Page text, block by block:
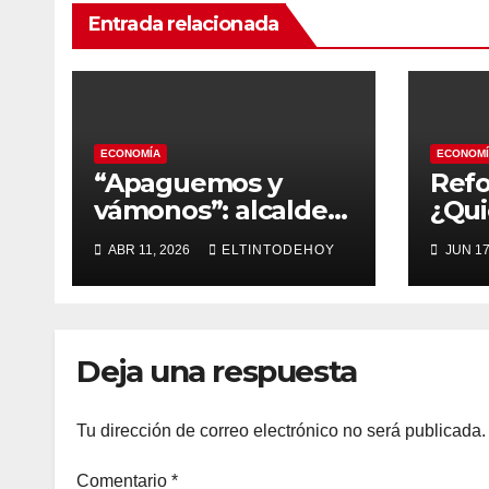
Entrada relacionada
ECONOMÍA
“Apaguemos y
vámonos”: alcalde
de Ipiales alerta
crisis histórica en
frontera con
ABR 11, 2026 ELTINTODEHOY
sus
JUN
Deja una respuesta
Tu dirección de correo electrónico no será publicada.
Comentario *